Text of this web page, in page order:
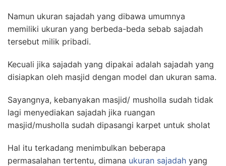
Namun ukuran sajadah yang dibawa umumnya
memiliki ukuran yang berbeda-beda sebab sajadah
tersebut milik pribadi.
Kecuali jika sajadah yang dipakai adalah sajadah yang
disiapkan oleh masjid dengan model dan ukuran sama.
Sayangnya, kebanyakan masjid/ musholla sudah tidak
lagi menyediakan sajadah jika ruangan
masjid/musholla sudah dipasangi karpet untuk sholat
Hal itu terkadang menimbulkan beberapa
permasalahan tertentu, dimana ukuran sajadah yang